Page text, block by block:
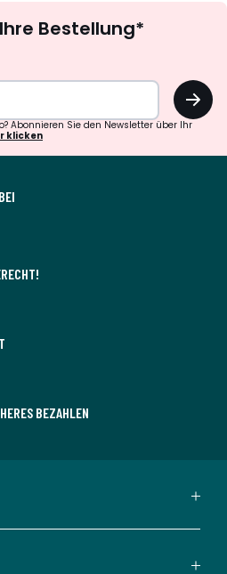
abonnieren
Bestellung*
OK
Abonnieren Sie den Newsletter über Ihr
klicken
BEZAHLEN